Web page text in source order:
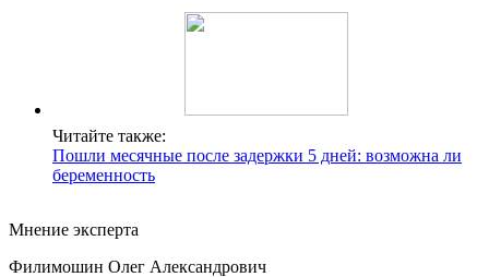
Читайте также:
Пошли месячные после задержки 5 дней: возможна ли
беременность
Мнение эксперта
Филимошин Олег Александрович